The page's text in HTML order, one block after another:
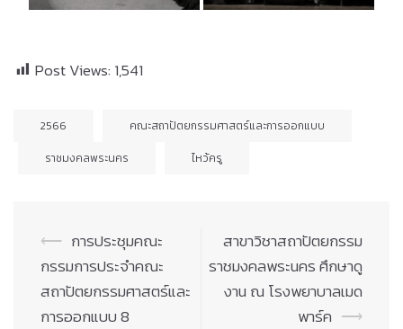
Post Views: 1,541
2566
คณะสถาปัตยกรรมศาสตร์และการออกแบบ
ราชมงคลพระนคร
ไหว้ครู
Post
navigation
⟵ การประชุมคณะ
กรรมการประจำคณะ
สถาปัตยกรรมศาสตร์และ
การออกแบบ 8
สาขาวิชาสถาปัตยกรรม
ราชมงคลพระนคร ศึกษาดู
งาน ณ โรงพยาบาลเมด
พาร์ค ⟶